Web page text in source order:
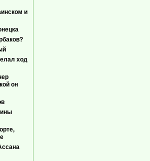
и
ход
он